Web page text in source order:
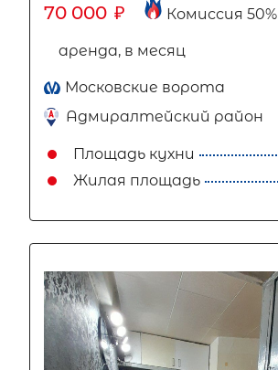
70 000 ₽ Комиссия 50%
аренда, в месяц
Московские ворота
Адмиралтейский район
Площадь кухни
Жилая площадь